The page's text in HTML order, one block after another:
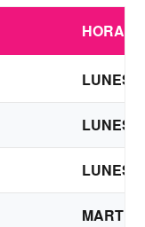
LUNES
LUNES
LUNES